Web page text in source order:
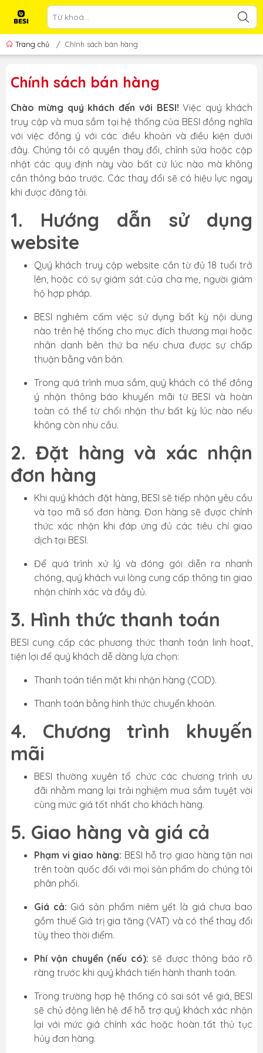
Trang chủ / Chính sách bán hàng
Chính sách bán hàng
Chào mừng quý khách đến với BESI! Việc quý khách
truy cập và mua sắm tại hệ thống của BESI đồng nghĩa
với việc đồng ý với các điều khoản và điều kiện dưới
đây. Chúng tôi có quyền thay đổi, chỉnh sửa hoặc cập
nhật các quy định này vào bất cứ lúc nào mà không
cần thông báo trước. Các thay đổi sẽ có hiệu lực ngay
khi được đăng tải.
1. Hướng dẫn sử dụng
website
Quý khách truy cập website cần từ đủ 18 tuổi trở
lên, hoặc có sự giám sát của cha mẹ, người giám
hộ hợp pháp.
BESI nghiêm cấm việc sử dụng bất kỳ nội dung
nào trên hệ thống cho mục đích thương mại hoặc
nhân danh bên thứ ba nếu chưa được sự chấp
thuận bằng văn bản.
Trong quá trình mua sắm, quý khách có thể đồng
ý nhận thông báo khuyến mãi từ BESI và hoàn
toàn có thể từ chối nhận thư bất kỳ lúc nào nếu
không còn nhu cầu.
2. Đặt hàng và xác nhận
đơn hàng
Khi quý khách đặt hàng, BESI sẽ tiếp nhận yêu cầu
và tạo mã số đơn hàng. Đơn hàng sẽ được chính
thức xác nhận khi đáp ứng đủ các tiêu chí giao
dịch tại BESI.
Để quá trình xử lý và đóng gói diễn ra nhanh
chóng, quý khách vui lòng cung cấp thông tin giao
nhận chính xác và đầy đủ.
3. Hình thức thanh toán
BESI cung cấp các phương thức thanh toán linh hoạt,
tiện lợi để quý khách dễ dàng lựa chọn:
Thanh toán tiền mặt khi nhận hàng (COD).
Thanh toán bằng hình thức chuyển khoản.
4. Chương trình khuyến
mãi
BESI thường xuyên tổ chức các chương trình ưu
đãi nhằm mang lại trải nghiệm mua sắm tuyệt vời
cùng mức giá tốt nhất cho khách hàng.
5. Giao hàng và giá cả
Phạm vi giao hàng: BESI hỗ trợ giao hàng tận nơi
trên toàn quốc đối với mọi sản phẩm do chúng tôi
phân phối.
Giá cả: Giá sản phẩm niêm yết là giá chưa bao
gồm thuế Giá trị gia tăng (VAT) và có thể thay đổi
tùy theo thời điểm.
Phí vận chuyển (nếu có): sẽ được thông báo rõ
ràng trước khi quý khách tiến hành thanh toán.
Trong trường hợp hệ thống có sai sót về giá, BESI
sẽ chủ động liên hệ để hỗ trợ quý khách xác nhận
lại với mức giá chính xác hoặc hoàn tất thủ tục
hủy đơn hàng.